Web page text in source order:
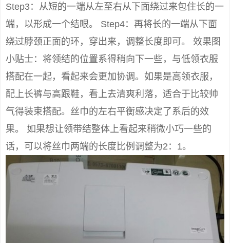
Step3：从短的一端从左至右从下面绕过来包住长的一
端，以形成一个结眼。 Step4：再将长的一端从下面
绕过脖颈正面的环，穿出来，调整长度即可。 效果图
小贴士：将领结的位置系得稍向下一些，与低领衣服
搭配在一起，看起来会更加协调。如果是高领衣服，
配上长裤与高跟鞋，看上去清爽利落，适合于比较帅
气得装束搭配。丝巾的左右平衡感决定了系后的效
果。 如果想让领带结整体上看起来稍微小巧一些的
话，可以将丝巾两端的长度比例调整为2：1。